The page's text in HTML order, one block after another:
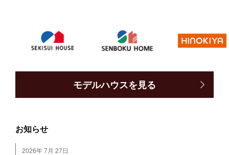
アクセス
住まいづくりお役立ち情報
マイページ
モデルハウスを見る
お知らせ
2026年 7月 27日